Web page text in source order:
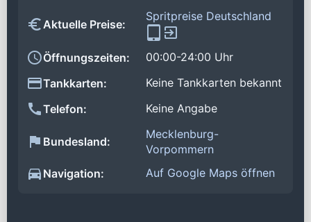
Aktuelle Preise:
Spritpreise Deutschland
Öffnungszeiten:
00:00-24:00 Uhr
Tankkarten:
Keine Tankkarten bekannt
Telefon:
Keine Angabe
Bundesland:
Mecklenburg-
Vorpommern
Navigation:
Auf Google Maps öffnen